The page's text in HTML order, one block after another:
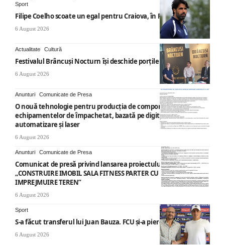
Sport
Filipe Coelho scoate un egal pentru Craiova, în Finlanda
6 August 2026
Actualitate Cultură
Festivalul Brâncuși Nocturn își deschide porțile la Târgu Jiu
6 August 2026
Anunturi Comunicate de Presa
O nouă tehnologie pentru producția de componente ale
echipamentelor de împachetat, bazată pe digitalizare,
automatizare și laser
6 August 2026
Anunturi Comunicate de Presa
Comunicat de presă privind lansarea proiectului cu titlul
„CONSTRUIRE IMOBIL SALA FITNESS PARTER CU SUPANTA SI
IMPREJMUIRE TEREN”
6 August 2026
Sport
S-a făcut transferul lui Juan Bauza. FCU și-a pierdut vedeta
6 August 2026